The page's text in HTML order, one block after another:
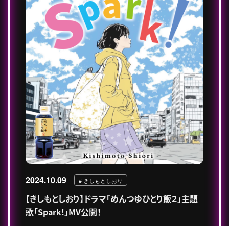
2024.10.09 # きしもとしおり
【きしもとしおり】ドラマ「めんつゆひとり飯２」主題
歌「Spark!」MV公開！